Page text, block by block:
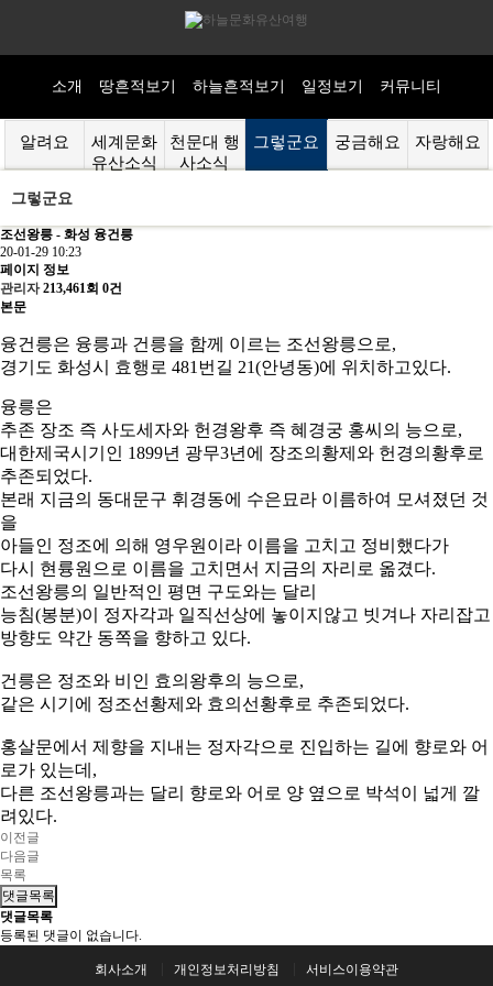
소개 땅흔적보기 하늘흔적보기 일정보기 커뮤니티
알려요
세계문화
유산소식
천문대 행
사소식
그렇군요 궁금해요 자랑해요
그렇군요
조선왕릉 - 화성 융건릉
20-01-29 10:23
페이지 정보
관리자 213,461회 0건
본문
융건릉은 융릉과 건릉을 함께 이르는 조선왕릉으로,
경기도 화성시 효행로 481번길 21(안녕동)에 위치하고있다.
융릉은
추존 장조 즉 사도세자와 헌경왕후 즉 혜경궁 홍씨의 능으로,
대한제국시기인 1899년 광무3년에 장조의황제와 헌경의황후로
추존되었다. ​
본래 ​지금의 동대문구 휘경동에 수은묘라 이름하여 모셔졌던 것
을
아들인 정조에 의해 영우원이라 이름을 고치고 정비했다가
다시 현륭원으로 이름을 고치면서 지금의 자리로 옮겼다.
조선왕릉의 일반적인 평면 구도와는 달리
능침(봉분)이 정자각과 일직선상에 놓이지않고 빗겨나 자리잡고
방향도 약간 동쪽을 향하고 있다.
건릉은 정조와 비인 효의왕후의 능으로,
같은 시기에 정조선황제와 효의선황후로 추존되었다.
홍살문에서 제향을 지내는 정자각으로 진입하는 길에 향로와 어
로가 있는데,
다른 조선왕릉과는 달리 향로와 어로 양 옆으로 박석이 넓게 깔
려있다.
이전글
다음글
목록
댓글목록
댓글목록
등록된 댓글이 없습니다.
회사소개 개인정보처리방침 서비스이용약관